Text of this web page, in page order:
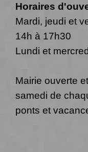
Horaires
Mardi, jeudi et
14h à 17h30
Lundi et
Mairie ouverte
samedi de
ponts et